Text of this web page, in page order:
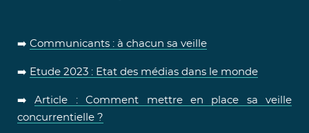
➡️ Communicants : à chacun sa veille
➡️ Etude 2023 : Etat des médias dans le monde
➡️Article : Comment mettre en place sa veille
concurrentielle ?